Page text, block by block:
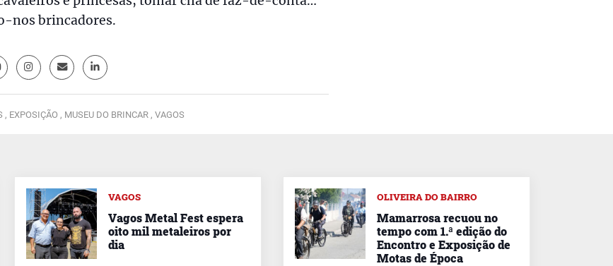
nos brincadores.
, EXPOSIÇÃO , MUSEU DO BRINCAR , VAGOS
VAGOS
Vagos Metal Fest espera
oito mil metaleiros por
dia
OLIVEIRA DO BAIRRO
Mamarrosa recuou no
tempo com 1.ª edição do
Encontro e Exposição de
Motas de Época